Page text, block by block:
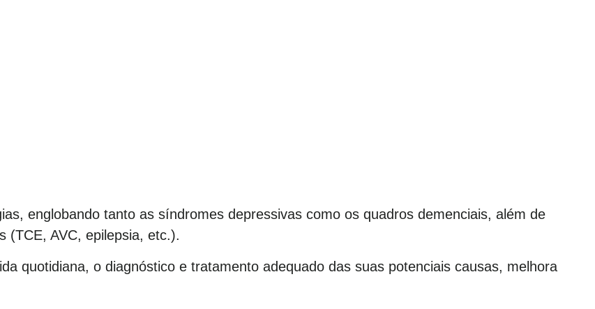
englobando tanto as síndromes depressivas como os quadros demenciais, além de
(TCE, AVC, epilepsia, etc.).
quotidiana, o diagnóstico e tratamento adequado das suas potenciais causas, melhora